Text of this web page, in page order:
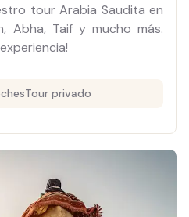
tour Arabia Saudita en
Abha, Taif y mucho más.
Tour privado